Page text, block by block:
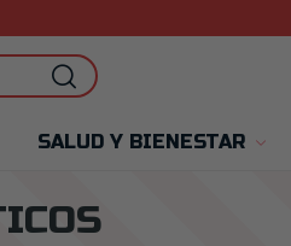
SALUD Y BIENESTAR